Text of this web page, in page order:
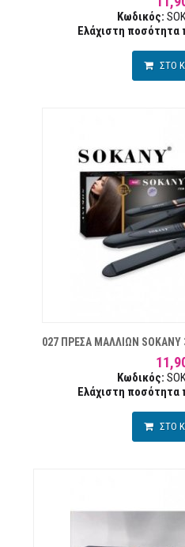
Κωδικός:
Ελάχιστη ποσότητα
ΣΤΟ
027 ΠΡΕΣΑ ΜΑΛΛΙΩΝ SOKANY
Κωδικός:
Ελάχιστη ποσότητα
ΣΤΟ